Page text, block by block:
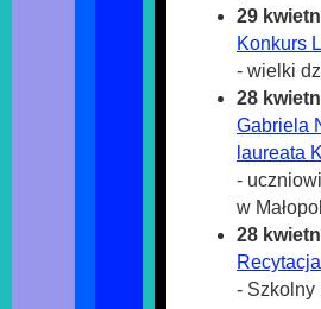
29
Konkurs
- wielki
28
Gabriela
laureata
-
w
28
- Szkolny